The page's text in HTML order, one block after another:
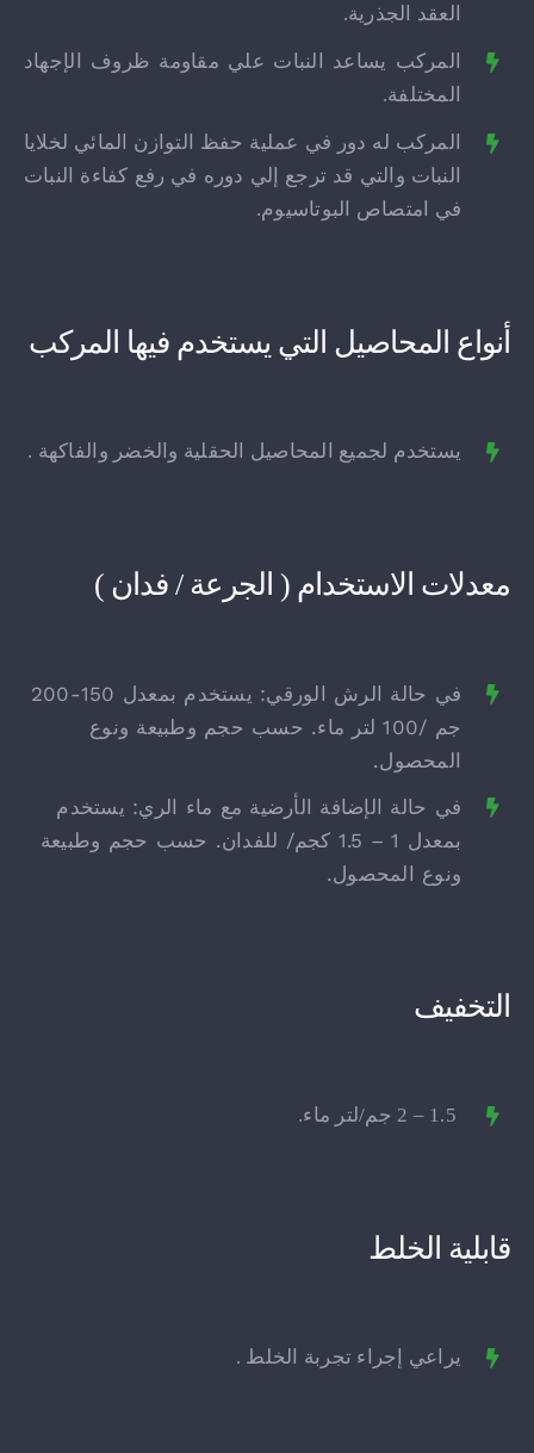
العقد الجذرية.
المركب يساعد النبات علي مقاومة ظروف الإجهاد
المختلفة.
المركب له دور في عملية حفظ التوازن المائي لخلايا
النبات والتي قد ترجع إلي دوره في رفع كفاءة النبات
في امتصاص البوتاسيوم.
أنواع المحاصيل التي يستخدم فيها المركب
يستخدم لجميع المحاصيل الحقلية والخضر والفاكهة .
معدلات الاستخدام ( الجرعة / فدان )
في حالة الرش الورقي: يستخدم بمعدل 150-200
جم /100 لتر ماء. حسب حجم وطبيعة ونوع
المحصول.
في حالة الإضافة الأرضية مع ماء الري: يستخدم
بمعدل 1 – 1.5 كجم/ للفدان. حسب حجم وطبيعة
ونوع المحصول.
التخفيف
قابلية الخلط
يراعي إجراء تجربة الخلط .